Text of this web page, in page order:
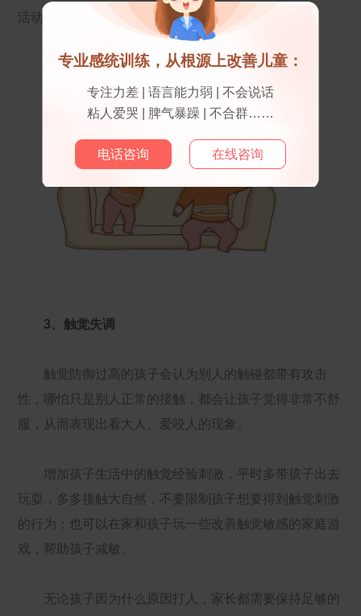
活动。
3、触觉失调
触觉防御过高的孩子会认为别人的触碰都带有攻击
性，哪怕只是别人正常的接触，都会让孩子觉得非常不舒
服，从而表现出看大人、爱咬人的现象。
增加孩子生活中的触觉经验刺激，平时多带孩子出去
玩耍，多多接触大自然，不要限制孩子想要得到触觉刺激
的行为；也可以在家和孩子玩一些改善触觉敏感的家庭游
戏，帮助孩子减敏。
无论孩子因为什么原因打人，家长都需要保持足够的
专业感统训练，从根源上改善儿童：
专注力差 | 语言能力弱 | 不会说话
粘人爱哭 | 脾气暴躁 | 不合群……
电话咨询 在线咨询